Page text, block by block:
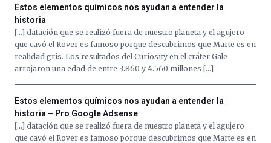
por
la
Cátedra…
Estos elementos químicos nos ayudan a entender la
historia
[…] datación que se realizó fuera de nuestro planeta y el agujero
que cavó el Rover es famoso porque descubrimos que Marte es en
realidad gris. Los resultados del Curiosity en el cráter Gale
arrojaron una edad de entre 3.860 y 4.560 millones […]
Estos elementos químicos nos ayudan a entender la
historia – Pro Google Adsense
[…] datación que se realizó fuera de nuestro planeta y el agujero
que cavó el Rover es famoso porque descubrimos que Marte es en